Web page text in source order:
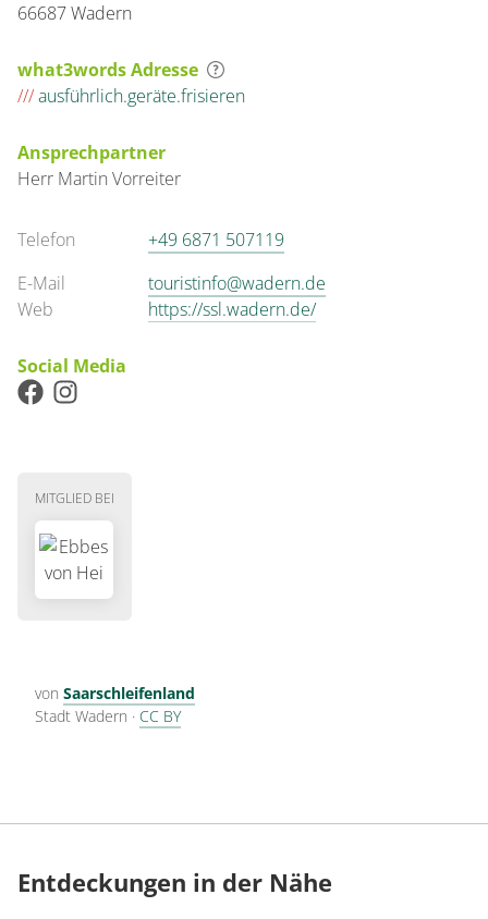
66687 Wadern
what3words Adresse
///ausführlich.geräte.frisieren
Ansprechpartner
Herr Martin Vorreiter
Telefon
+49 6871 507119
E-Mail
touristinfo@wadern.de
Web
https://ssl.wadern.de/
Social Media
MITGLIED BEI
von Saarschleifenland
Stadt Wadern · CC BY
Entdeckungen in der Nähe